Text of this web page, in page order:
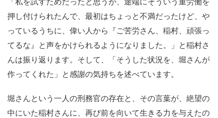
押し付けられたんで、最初はちょっと不満だったけど、や
っているうちに、偉い人から『ご苦労さん、稲村、頑張っ
てるな』と声をかけられるようになりました。」と稲村さ
んは振り返ります。そして、「そうした状況を、堀さんが
作ってくれた」と感謝の気持ちを述べています。
堀さんという一人の刑務官の存在と、その言葉が、絶望の
中にいた稲村さんに、再び前を向いて生きる力を与えたの